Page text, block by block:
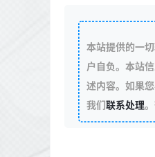
本站提供的一
户自负。本站
述内容。如果
我们联系处理